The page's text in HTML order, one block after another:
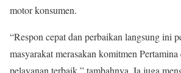
motor konsumen.
“Respon cepat dan perbaikan langsung ini
masyarakat merasakan komitmen
pelayanan terbaik,” tambahnya. Ia juga